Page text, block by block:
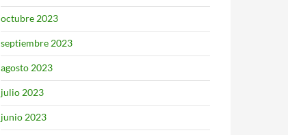
octubre 2023
septiembre 2023
agosto 2023
julio 2023
junio 2023